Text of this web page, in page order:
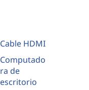
Cable HDMI
Computado
ra de
escritorio